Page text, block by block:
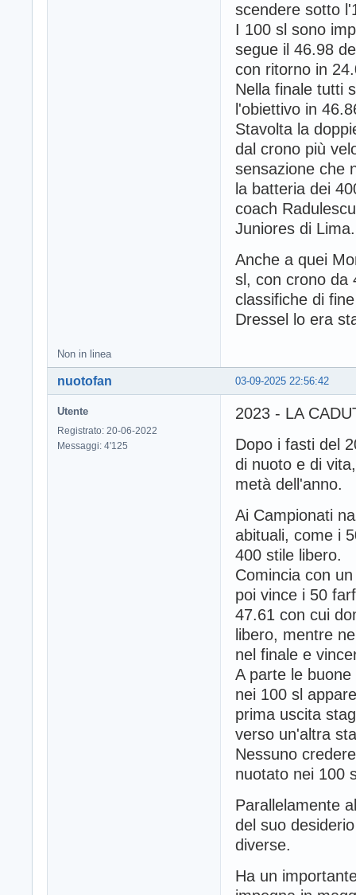
scendere sotto
I 100 sl sono
segue il 46.98
con ritorno in
Nella finale tutti
l'obiettivo in
Stavolta la
dal crono più
sensazione che
la batteria dei
coach
Juniores di Lima.
Anche a quei
sl, con crono da
classifiche di
Dressel lo era
Non in linea
03-09-2025 22:56:42
nuotofan
Utente
Registrato: 20-06-2022
Messaggi: 4'125
2023 - LA
Dopo i fasti del
di nuoto e di
metà dell'anno.
Ai Campionati
abituali, come i
400 stile libero.
Comincia con
poi vince i 50
47.61 con cui
libero, mentre
nel finale e
A parte le
nei 100 sl
prima uscita
verso un'altra
Nessuno
nuotato nei 100
Parallelamente
del suo
diverse.
Ha un